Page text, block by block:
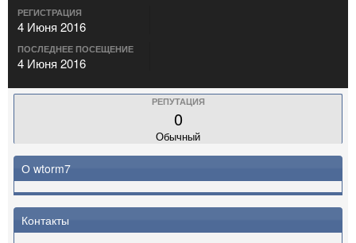
РЕГИСТРАЦИЯ
4 Июня 2016
ПОСЛЕДНЕЕ ПОСЕЩЕНИЕ
4 Июня 2016
РЕПУТАЦИЯ
0
Обычный
О wtorm7
Контакты